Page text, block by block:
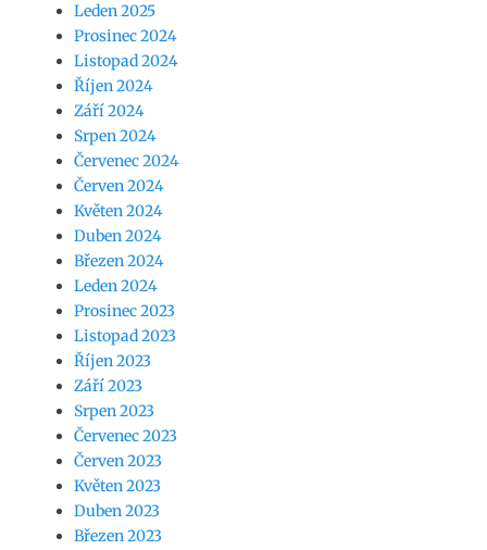
Leden 2025
Prosinec 2024
Listopad 2024
Říjen 2024
Září 2024
Srpen 2024
Červenec 2024
Červen 2024
Květen 2024
Duben 2024
Březen 2024
Leden 2024
Prosinec 2023
Listopad 2023
Říjen 2023
Září 2023
Srpen 2023
Červenec 2023
Červen 2023
Květen 2023
Duben 2023
Březen 2023